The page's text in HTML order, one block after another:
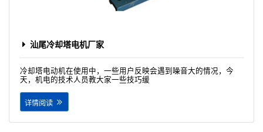
汕尾冷却塔电机厂家
冷却塔电动机在使用中，一些用户反映会遇到噪音大的情况，今
天，机电的技术人员教大家一些技巧缓
详情阅读